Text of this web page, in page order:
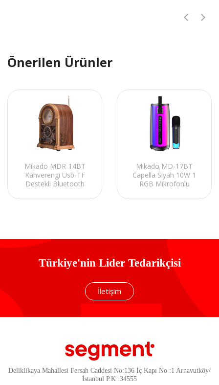
Önerilen Ürünler
Mikado MDR-14BT
Kahverengi Usb-TF
Destekli Bluetooth
1200mAh 3 Band Saatli
Mikado MD-17BT
Capella Siyah 10W 1
RGB Mikrofonlu
Kart/Aux/Usb TWS
Türkiye'nin Lider Tedarikçisi
İletişim
Deliklikaya Mahallesi Fersah Caddesi No:136 İç Kapı No :1 Arnavutköy/
İstanbul P.K :34555